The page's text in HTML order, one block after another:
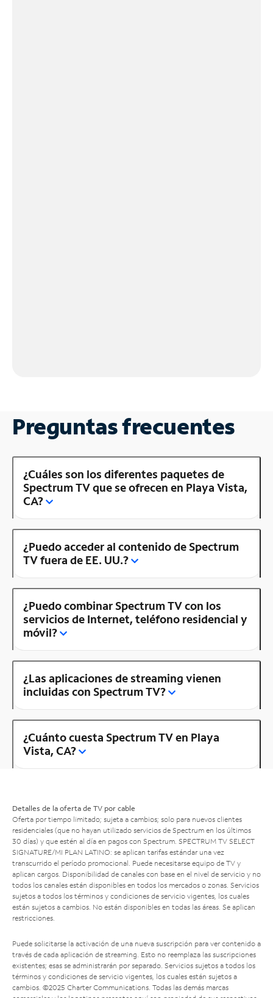
Preguntas frecuentes
¿Cuáles son los diferentes paquetes de
Spectrum TV que se ofrecen en Playa Vista,
CA?
¿Puedo acceder al contenido de Spectrum
TV fuera de EE. UU.?
¿Puedo combinar Spectrum TV con los
servicios de Internet, teléfono residencial y
móvil?
¿Las aplicaciones de streaming vienen
incluidas con Spectrum TV?
¿Cuánto cuesta Spectrum TV en Playa
Vista, CA?
Detalles de la oferta de TV por cable
Oferta por tiempo limitado; sujeta a cambios; solo para nuevos clientes
residenciales (que no hayan utilizado servicios de Spectrum en los últimos
30 días) y que estén al día en pagos con Spectrum. SPECTRUM TV SELECT
SIGNATURE/MI PLAN LATINO: se aplican tarifas estándar una vez
transcurrido el período promocional. Puede necesitarse equipo de TV y
aplican cargos. Disponibilidad de canales con base en el nivel de servicio y no
todos los canales están disponibles en todos los mercados o zonas. Servicios
sujetos a todos los términos y condiciones de servicio vigentes, los cuales
están sujetos a cambios. No están disponibles en todas las áreas. Se aplican
restricciones.
Puede solicitarse la activación de una nueva suscripción para ver contenido a
través de cada aplicación de streaming. Esto no reemplaza las suscripciones
existentes; esas se administrarán por separado. Servicios sujetos a todos los
términos y condiciones de servicio vigentes, los cuales están sujetos a
cambios. ©2025 Charter Communications. Todas las demás marcas